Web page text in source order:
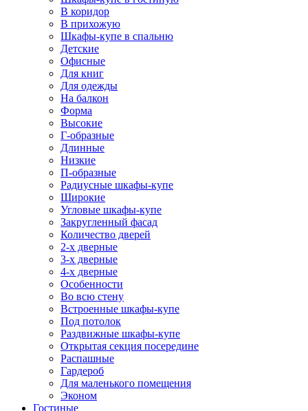
В коридор
В прихожую
Шкафы-купе в спальню
Детские
Офисные
Для книг
Для одежды
На балкон
Форма
Высокие
Г-образные
Длинные
Низкие
П-образные
Радиусные шкафы-купе
Широкие
Угловые шкафы-купе
Закругленный фасад
Количество дверей
2-х дверные
3-х дверные
4-х дверные
Особенности
Во всю стену
Встроенные шкафы-купе
Под потолок
Раздвижные шкафы-купе
Открытая секция посередине
Распашные
Гардероб
Для маленького помещения
Эконом
Гостиные